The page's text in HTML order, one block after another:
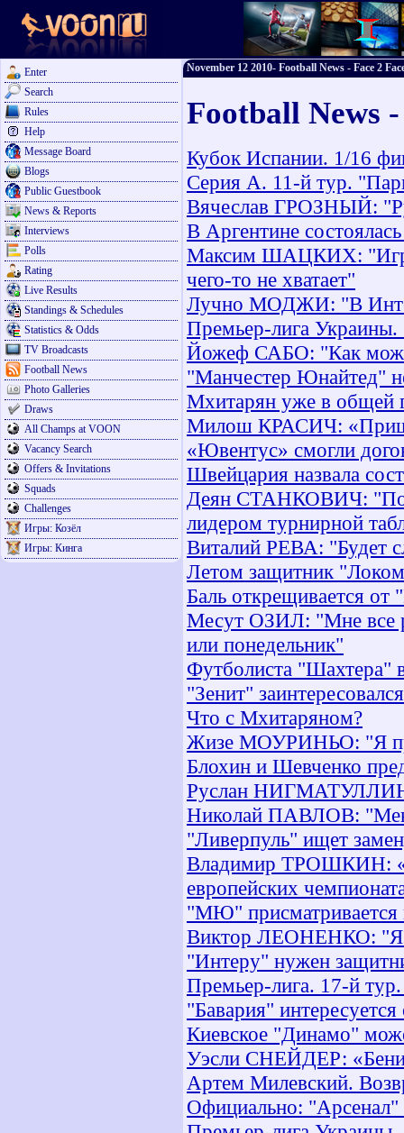
Enter
Search
Rules
Help
Message Board
Blogs
Public Guestbook
News & Reports
Interviews
Polls
Rating
Live Results
Standings & Schedules
Statistics & Odds
TV Broadcasts
Football News
Photo Galleries
Draws
All Champs at VOON
Vacancy Search
Offers & Invitations
Squads
Challenges
Игры: Козёл
Игры: Кинга
November 12 2010- Football News - Face 2
Football News
Кубок Испании. 1/16
Серия А. 11-й тур.
Вячеслав ГРОЗНЫЙ:
В Аргентине
Максим ШАЦКИХ:
чего-то не хватает"
Лучно МОДЖИ: "В
Премьер-лига Украины.
Йожеф САБО: "Как
"Манчестер Юнайтед"
Мхитарян уже в общей
Милош КРАСИЧ:
«Ювентус» смогли
Швейцария назвала
Деян СТАНКОВИЧ:
лидером турнирной
Виталий РЕВА: "Будет
Летом защитник
Баль открещивается от
Месут ОЗИЛ: "Мне все
или понедельник"
Футболиста "Шахтера"
"Зенит"
Что с Мхитаряном?
Жизе МОУРИНЬО: "Я
Блохин и Шевченко
Руслан НИГМАТУЛЛИН:
Николай ПАВЛОВ:
"Ливерпуль" ищет
Владимир ТРОШКИН:
европейских
"МЮ" присматривается
Виктор ЛЕОНЕНКО: "Я
"Интеру" нужен
Премьер-лига. 17-й тур.
"Бавария"
Киевское "Динамо"
Уэсли СНЕЙДЕР:
Артем Милевский.
Официально: